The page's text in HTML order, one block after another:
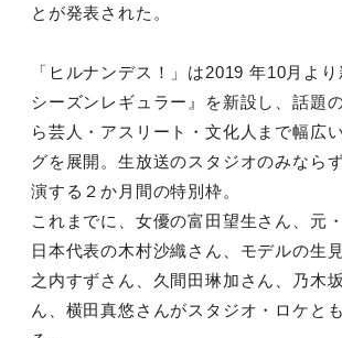
とが発表された。
「ヒルナンデス！」は2019 年10月よ
シーズンレギュラー』を新設し、話題
ら芸人・アスリート・文化人まで幅広
グを展開。生放送のスタジオのみなら
演する２か月間の特別枠。
これまでに、女優の富田望生さん、元
日本代表の木村沙織さん、モデルの生
之内すずさん、久間田琳加さん、乃木
ん、横田真悠さんがスタジオ・ロケと